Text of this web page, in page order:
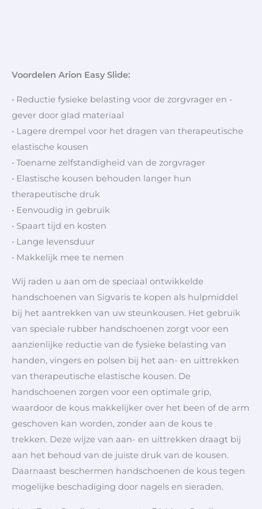
Voordelen Arion Easy Slide:
• Reductie fysieke belasting voor de zorgvrager en -
gever door glad materiaal
• Lagere drempel voor het dragen van therapeutische
elastische kousen
• Toename zelfstandigheid van de zorgvrager
• Elastische kousen behouden langer hun
therapeutische druk
• Eenvoudig in gebruik
• Spaart tijd en kosten
• Lange levensduur
• Makkelijk mee te nemen
Wij raden u aan om de speciaal ontwikkelde
handschoenen van Sigvaris te kopen als hulpmiddel
bij het aantrekken van uw steunkousen. Het gebruik
van speciale rubber handschoenen zorgt voor een
aanzienlijke reductie van de fysieke belasting van
handen, vingers en polsen bij het aan- en uittrekken
van therapeutische elastische kousen. De
handschoenen zorgen voor een optimale grip,
waardoor de kous makkelijker over het been of de arm
geschoven kan worden, zonder aan de kous te
trekken. Deze wijze van aan- en uittrekken draagt bij
aan het behoud van de juiste druk van de kousen.
Daarnaast beschermen handschoenen de kous tegen
mogelijke beschadiging door nagels en sieraden.